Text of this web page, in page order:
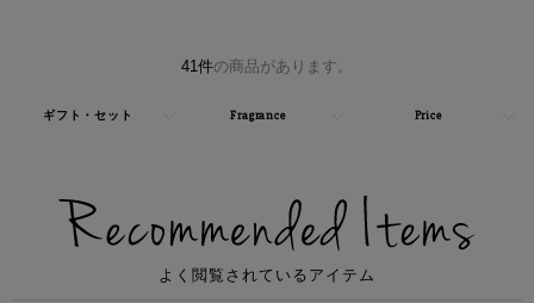
41件の商品があります。
ギフト・セット Fragrance Price
よく閲覧されているアイテム